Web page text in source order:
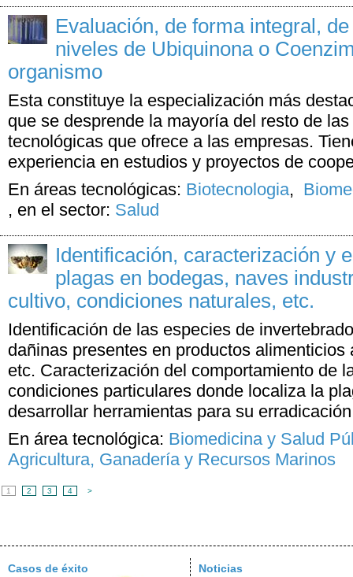
Evaluación, de forma integral,
niveles de Ubiquinona o
organismo
Esta constituye la especialización más
que se desprende la mayoría del resto de
tecnológicas que ofrece a las empresas.
experiencia en estudios y proyectos de
En áreas tecnológicas: Biotecnologia,
, en el sector: Salud
Identificación, caracterización y
plagas en bodegas, naves
cultivo, condiciones naturales, etc.
Identificación de las especies de
dañinas presentes en productos
etc. Caracterización del comportamiento de
condiciones particulares donde localiza la
desarrollar herramientas para su
En área tecnológica: Biomedicina y Salud
Agricultura, Ganadería y Recursos Marinos
1 2 3 4 >
Casos de éxito
Noticias